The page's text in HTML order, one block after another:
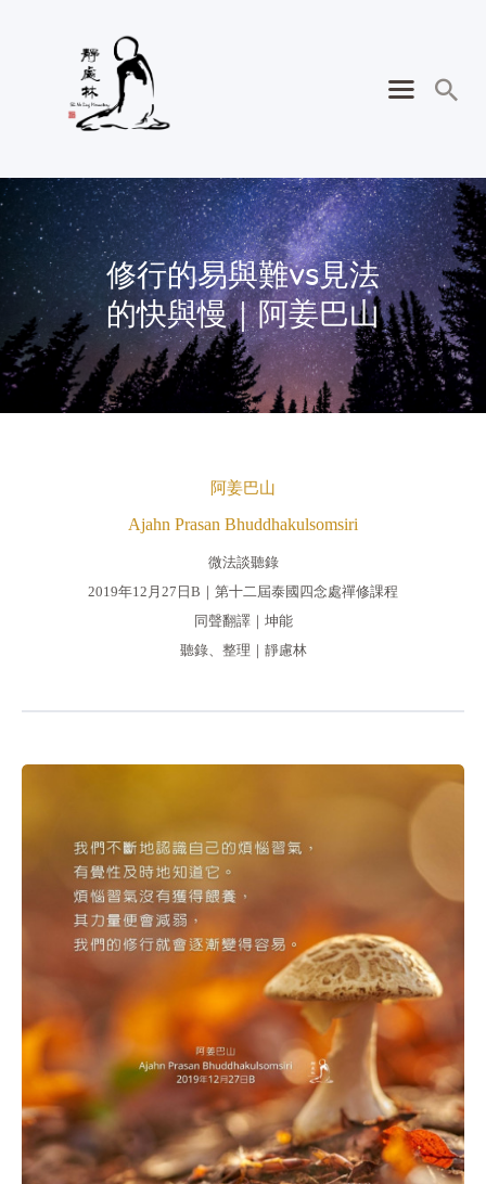
修行的易與難vs見法
的快與慢｜阿姜巴山
阿姜巴山
Ajahn Prasan Bhuddhakulsomsiri
微法談聽錄
2019年12月27日B｜第十二屆泰國四念處禪修課程
同聲翻譯｜坤能
聽錄、整理｜靜慮林